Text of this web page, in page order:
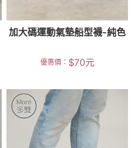
加大碼運動氣墊船型襪-純色
優惠價： $70元